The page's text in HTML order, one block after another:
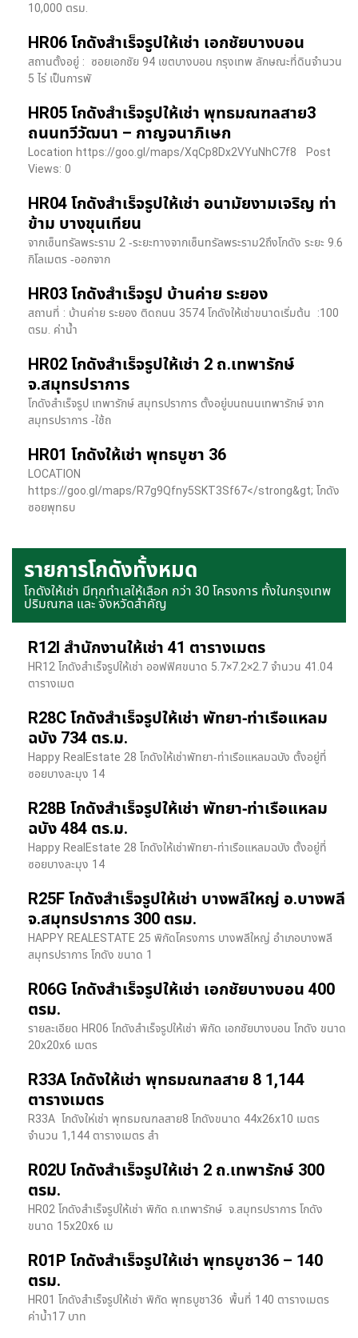
10,000 ตรม.
HR06 โกดังสำเร็จรูปให้เช่า เอกชัยบางบอน
สถานตั้งอยู่ : ซอยเอกชัย 94 เขตบางบอน กรุงเทพ ลักษณะที่ดินจำนวน
5 ไร่ เป็นการพั
HR05 โกดังสำเร็จรูปให้เช่า พุทธมณฑลสาย3
ถนนทวีวัฒนา – กาญจนาภิเษก
Location https://goo.gl/maps/XqCp8Dx2VYuNhC7f8 Post
Views: 0
HR04 โกดังสำเร็จรูปให้เช่า อนามัยงามเจริญ ท่า
ข้าม บางขุนเทียน
จากเซ็นทรัลพระราม 2 -ระยะทางจากเซ็นทรัลพระราม2ถึงโกดัง ระยะ 9.6
กิโลเมตร -ออกจาก
HR03 โกดังสำเร็จรูป บ้านค่าย ระยอง
สถานที่ : บ้านค่าย ระยอง ติดถนน 3574 โกดังให้เช่าขนาดเริ่มต้น :100
ตรม. ค่าน้ำ
HR02 โกดังสำเร็จรูปให้เช่า 2 ถ.เทพารักษ์
จ.สมุทรปราการ
โกดังสำเร็จรูป เทพารักษ์ สมุทรปราการ ตั้งอยู่บนถนนเทพารักษ์ จาก
สมุทรปราการ -ใช้ถ
HR01 โกดังให้เช่า พุทธบูชา 36
LOCATION
https://goo.gl/maps/R7g9Qfny5SKT3Sf67</strong&gt; โกดัง
ซอยพุทธบ
รายการโกดังทั้งหมด
โกดังให้เช่า มีทุกทำเลให้เลือก กว่า 30 โครงการ ทั้งในกรุงเทพ
ปริมณฑล และ จังหวัดสำคัญ
R12I สำนักงานให้เช่า 41 ตารางเมตร
HR12 โกดังสำเร็จรูปให้เช่า ออฟฟิศขนาด 5.7×7.2×2.7 จำนวน 41.04
ตารางเมต
R28C โกดังสำเร็จรูปให้เช่า พัทยา-ท่าเรือแหลม
ฉบัง 734 ตร.ม.
Happy RealEstate 28 โกดังให้เช่าพัทยา-ท่าเรือแหลมฉบัง ตั้งอยู่ที่
ซอยบางละมุง 14
R28B โกดังสำเร็จรูปให้เช่า พัทยา-ท่าเรือแหลม
ฉบัง 484 ตร.ม.
Happy RealEstate 28 โกดังให้เช่าพัทยา-ท่าเรือแหลมฉบัง ตั้งอยู่ที่
ซอยบางละมุง 14
R25F โกดังสำเร็จรูปให้เช่า บางพลีใหญ่ อ.บางพลี
จ.สมุทรปราการ 300 ตรม.
HAPPY REALESTATE 25 พิกัดโครงการ บางพลีใหญ่ อำเภอบางพลี
สมุทรปราการ โกดัง ขนาด 1
R06G โกดังสำเร็จรูปให้เช่า เอกชัยบางบอน 400
ตรม.
รายละเอียด HR06 โกดังสำเร็จรูปให้เช่า พิกัด เอกชัยบางบอน โกดัง ขนาด
20x20x6 เมตร
R33A โกดังให้เช่า พุทธมณฑลสาย 8 1,144
ตารางเมตร
R33A โกดังให่เช่า พุทธมณฑลสาย8 โกดังขนาด 44x26x10 เมตร
จำนวน 1,144 ตารางเมตร สำ
R02U โกดังสำเร็จรูปให้เช่า 2 ถ.เทพารักษ์ 300
ตรม.
HR02 โกดังสำเร็จรูปให้เช่า พิกัด ถ.เทพารักษ์ จ.สมุทรปราการ โกดัง
ขนาด 15x20x6 เม
R01P โกดังสำเร็จรูปให้เช่า พุทธบูชา36 – 140
ตรม.
HR01 โกดังสำเร็จรูปให้เช่า พิกัด พุทธบูชา36 พื้นที่ 140 ตารางเมตร
ค่าน้ำ17 บาท